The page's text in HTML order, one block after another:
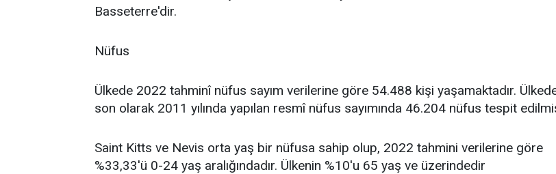
Basseterre'dir.
Nüfus
Ülkede 2022 tahminî nüfus sayım verilerine göre 54.488 kişi yaşamaktadır.
son olarak 2011 yılında yapılan resmî nüfus sayımında 46.204 nüfus tespit
Saint Kitts ve Nevis orta yaş bir nüfusa sahip olup, 2022 tahmini verilerine göre
%33,33'ü 0-24 yaş aralığındadır. Ülkenin %10'u 65 yaş ve üzerindedir